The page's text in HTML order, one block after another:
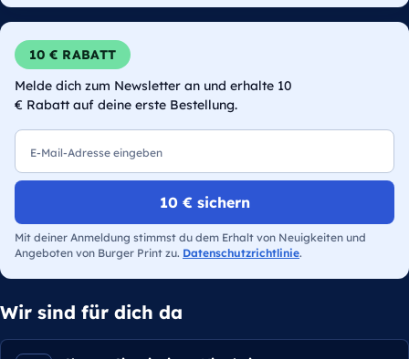
10 € RABATT
Melde dich zum Newsletter an und erhalte 10
€ Rabatt auf deine erste Bestellung.
10 € sichern
Mit deiner Anmeldung stimmst du dem Erhalt von Neuigkeiten und
Angeboten von Burger Print zu. Datenschutzrichtlinie.
Wir sind für dich da